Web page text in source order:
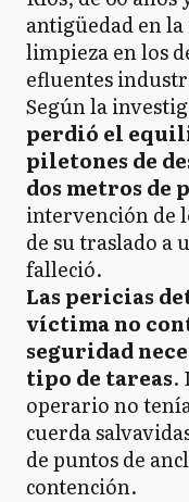
antigüedad en
limpieza en los
efluentes
Según la
perdió el
piletones de
dos metros de
intervención de
de su traslado a
falleció.
Las pericias
víctima no
seguridad
tipo de tareas.
operario no
cuerda
de puntos de
contención.